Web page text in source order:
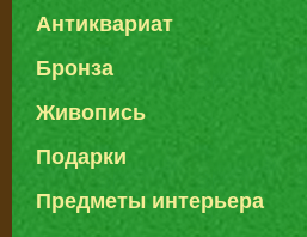
Антиквариат
Бронза
Живопись
Подарки
Предметы интерьера